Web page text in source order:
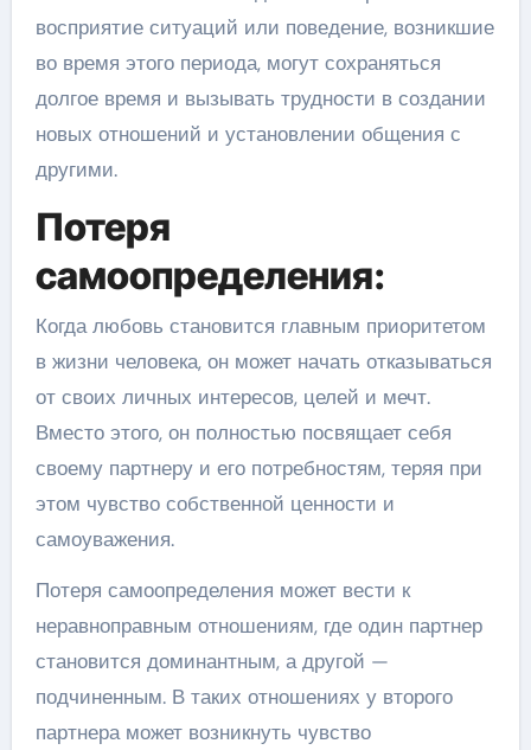
восприятие ситуаций или поведение, возникшие
во время этого периода, могут сохраняться
долгое время и вызывать трудности в создании
новых отношений и установлении общения с
другими.
Потеря
самоопределения:
Когда любовь становится главным приоритетом
в жизни человека, он может начать отказываться
от своих личных интересов, целей и мечт.
Вместо этого, он полностью посвящает себя
своему партнеру и его потребностям, теряя при
этом чувство собственной ценности и
самоуважения.
Потеря самоопределения может вести к
неравноправным отношениям, где один партнер
становится доминантным, а другой —
подчиненным. В таких отношениях у второго
партнера может возникнуть чувство